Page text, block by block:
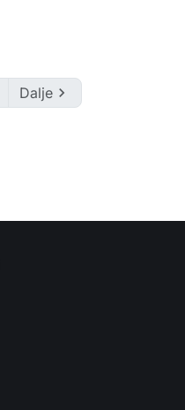
Dalje